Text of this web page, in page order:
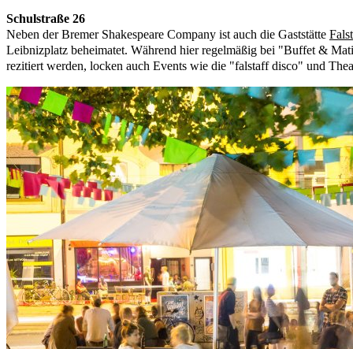
Schulstraße 26
Neben der Bremer Shakespeare Company ist auch die Gaststätte
Leibnizplatz beheimatet. Während hier regelmäßig bei "Buffet &
rezitiert werden, locken auch Events wie die "falstaff disco" und